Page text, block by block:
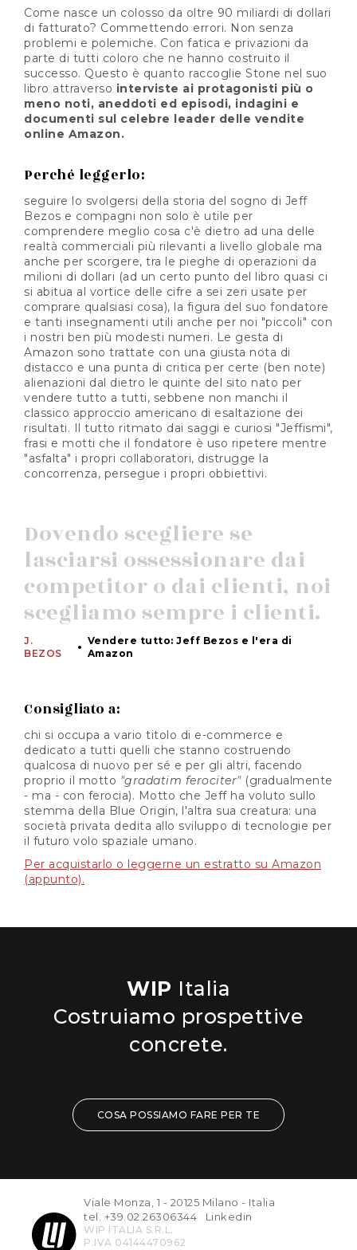
Come nasce un colosso da oltre 90 miliardi di dollari
di fatturato? Commettendo errori. Non senza
problemi e polemiche. Con fatica e privazioni da
parte di tutti coloro che ne hanno costruito il
successo. Questo è quanto raccoglie Stone nel suo
libro attraverso interviste ai protagonisti più o
meno noti, aneddoti ed episodi, indagini e
documenti sul celebre leader delle vendite
online Amazon.
Perché leggerlo:
seguire lo svolgersi della storia del sogno di Jeff
Bezos e compagni non solo è utile per
comprendere meglio cosa c'è dietro ad una delle
realtà commerciali più rilevanti a livello globale ma
anche per scorgere, tra le pieghe di operazioni da
milioni di dollari (ad un certo punto del libro quasi ci
si abitua al vortice delle cifre a sei zeri usate per
comprare qualsiasi cosa), la figura del suo fondatore
e tanti insegnamenti utili anche per noi "piccoli" con
i nostri ben più modesti numeri. Le gesta di
Amazon sono trattate con una giusta nota di
distacco e una punta di critica per certe (ben note)
alienazioni dal dietro le quinte del sito nato per
vendere tutto a tutti, sebbene non manchi il
classico approccio americano di esaltazione dei
risultati. Il tutto ritmato dai saggi e curiosi "Jeffismi",
frasi e motti che il fondatore è uso ripetere mentre
"asfalta" i propri collaboratori, distrugge la
concorrenza, persegue i propri obbiettivi.
Dovendo scegliere se
lasciarsi ossessionare dai
competitor o dai clienti, noi
scegliamo sempre i clienti.
J.
BEZOS
Vendere tutto: Jeff Bezos e l'era di
Amazon
Consigliato a:
chi si occupa a vario titolo di e-commerce e
dedicato a tutti quelli che stanno costruendo
qualcosa di nuovo per sé e per gli altri, facendo
proprio il motto "gradatim ferociter"(gradualmente
- ma - con ferocia). Motto che Jeff ha voluto sullo
stemma della Blue Origin, l'altra sua creatura: una
società privata dedita allo sviluppo di tecnologie per
il futuro volo spaziale umano.
Per acquistarlo o leggerne un estratto su Amazon
(appunto).
WIP Italia
Costruiamo prospettive
concrete.
COSA POSSIAMO FARE PER TE
Viale Monza, 1 - 20125 Milano - Italia
tel. +39.02.26306344
Linkedin
WIP ITALIA S.R.L.
P.IVA 04144470962